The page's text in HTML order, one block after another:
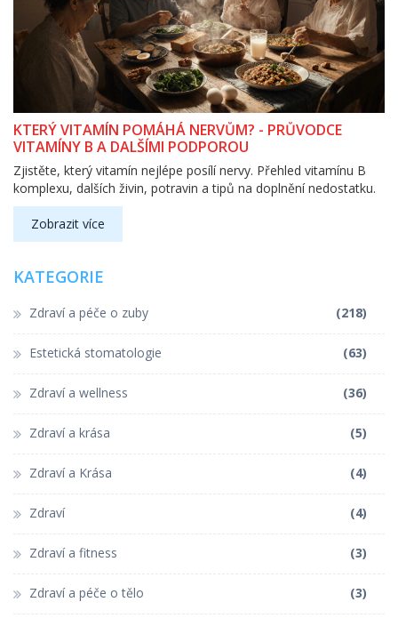
KTERÝ VITAMÍN POMÁHÁ NERVŮM? - PRŮVODCE
VITAMÍNY B A DALŠÍMI PODPOROU
Zjistěte, který vitamín nejlépe posílí nervy. Přehled vitamínu B
komplexu, dalších živin, potravin a tipů na doplnění nedostatku.
Zobrazit více
KATEGORIE
Zdraví a péče o zuby (218)
Estetická stomatologie (63)
Zdraví a wellness (36)
Zdraví a krása (5)
Zdraví a Krása (4)
Zdraví (4)
Zdraví a fitness (3)
Zdraví a péče o tělo (3)